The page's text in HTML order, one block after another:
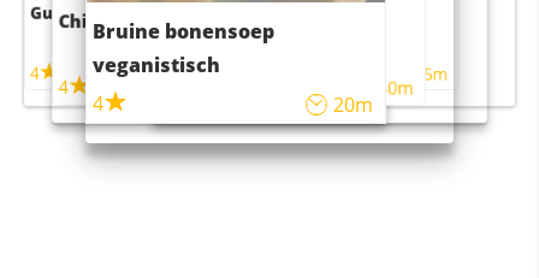
Guacamole
4
Chili con carne
4
Bruine bonensoep
veganistisch
4
20m
Sushi rijstsalade
maaltijdsalade
40m
4 55m